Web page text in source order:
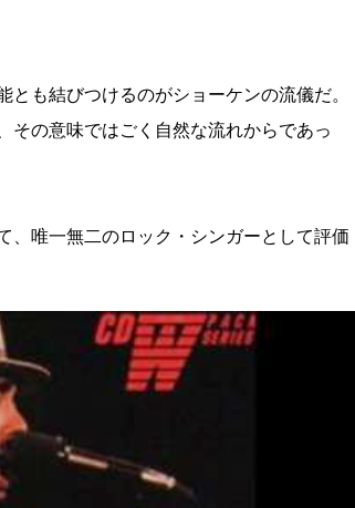
も結びつけるのがショーケンの流儀だ。
その意味ではごく自然な流れからであっ
、唯一無二のロック・シンガーとして評価